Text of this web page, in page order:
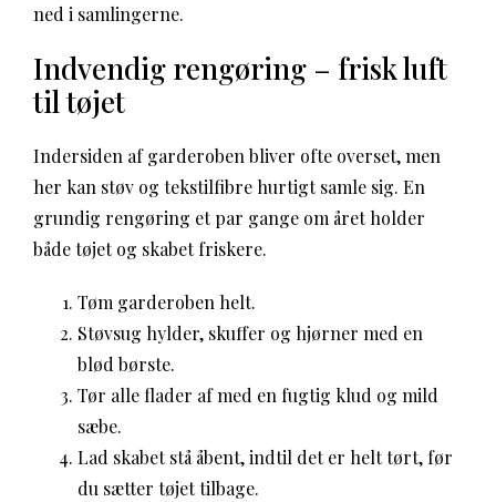
ned i samlingerne.
Indvendig rengøring – frisk luft
til tøjet
Indersiden af garderoben bliver ofte overset, men
her kan støv og tekstilfibre hurtigt samle sig. En
grundig rengøring et par gange om året holder
både tøjet og skabet friskere.
Tøm garderoben helt.
Støvsug hylder, skuffer og hjørner med en
blød børste.
Tør alle flader af med en fugtig klud og mild
sæbe.
Lad skabet stå åbent, indtil det er helt tørt, før
du sætter tøjet tilbage.